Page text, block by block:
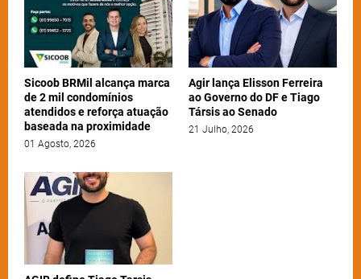
Sicoob BRMil alcança marca
de 2 mil condomínios
atendidos e reforça atuação
baseada na proximidade
01 Agosto, 2026
Agir lança Elisson Ferreira
ao Governo do DF e Tiago
Társis ao Senado
21 Julho, 2026